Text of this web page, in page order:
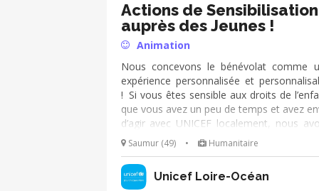
Actions de Sensibilisation
auprès des Jeunes !
Animation
Nous concevons le bénévolat comme
expérience personnalisée et
! Si vous êtes sensible aux droits de
que vous avez un peu de temps et avez
d’agir avec UNICEF localement, nous
une mission pour vous ! • Co-animer
séances de sensibilisation auprès des
et des jeunes Vous avez envie d’en
plus, CONTACTEZ-NOUS et
Saumur (49) • Humanitaire
Unicef Loire-Océan